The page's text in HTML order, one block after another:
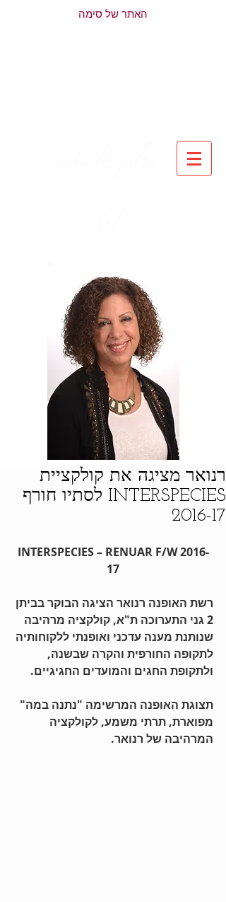
האתר של סימה
רנואר מציגה את קולקציית
INTERSPECIES לסתיו חורף
2016-17
INTERSPECIES – RENUAR F/W 2016-
17
רשת האופנה רנואר הציגה הבוקר בביתן
2 גני התערוכה ת"א, קולקציה מרהיבה
שנותנת מענה עדכני ואופנתי ללקוחותיה
לתקופה החורפית והקרה שבשנה,
ולתקופת החגים והמועדים החגיגיים.
תצוגת האופנה המרשימה "נתנה במה"
מפוארת, תרתי משמע, לקולקציה
המרהיבה של רנואר.